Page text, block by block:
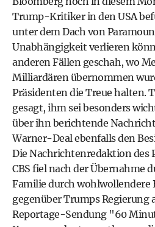
Trump-Kritiker in den USA
unter dem Dach von
Unabhängigkeit verlieren
anderen Fällen geschah, wo
Milliardären übernommen
Präsidenten die Treue halten.
gesagt, ihm sei besonders
über ihn berichtende
Warner-Deal ebenfalls den
Die Nachrichtenredaktion des
CBS fiel nach der Übernahme
Familie durch
gegenüber Trumps Regierung
Reportage-Sendung "60